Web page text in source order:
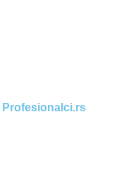
Profesionalci.rs